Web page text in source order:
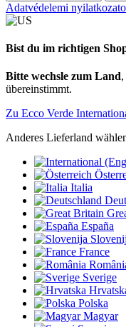
Adatvédelemi
Bist du im richtigen
Bitte wechsle zum Land
übereinstimmt.
Zu Ecco Verde
Anderes Lieferland
Italia
España
France
Sverige
Polska
Magyar